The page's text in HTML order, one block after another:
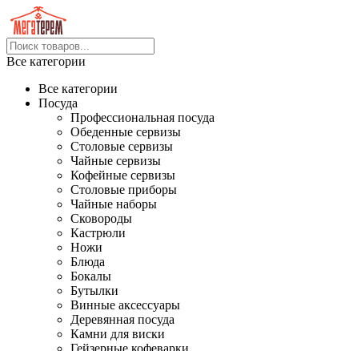
Все категории
Все категории
Посуда
Профессиональная посуда
Обеденные сервизы
Столовые сервизы
Чайные сервизы
Кофейные сервизы
Столовые приборы
Чайные наборы
Сковороды
Кастрюли
Ножи
Блюда
Бокалы
Бутылки
Винные аксессуары
Деревянная посуда
Камни для виски
Гейзерные кофеварки